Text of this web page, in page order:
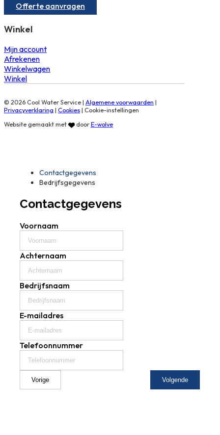
Offerte aanvragen
Winkel
Mijn account
Afrekenen
Winkelwagen
Winkel
© 2026 Cool Water Service | Algemene voorwaarden |
Privacyverklaring | Cookies| Cookie-instellingen
Website gemaakt met
doorE-wolve
Contactgegevens
Bedrijfsgegevens
Contactgegevens
Voornaam
Achternaam
Bedrijfsnaam
E-mailadres
Telefoonnummer
Vorige Volgende